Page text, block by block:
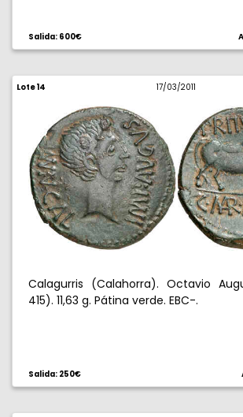
Salida: 600€
Lote 14 17/03/2011
Calagurris (Calahorra). Octavio
415). 11,63 g. Pátina verde. EBC-.
Salida: 250€